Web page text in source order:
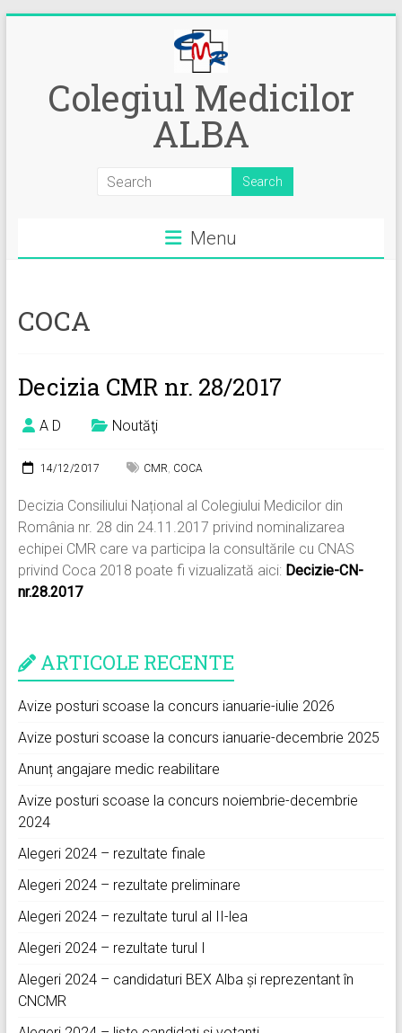
Colegiul Medicilor
ALBA
Menu
COCA
Decizia CMR nr. 28/2017
A D Noutăţi
14/12/2017 CMR, COCA
Decizia Consiliului Național al Colegiului Medicilor din
România nr. 28 din 24.11.2017 privind nominalizarea
echipei CMR care va participa la consultările cu CNAS
privind Coca 2018 poate fi vizualizată aici: Decizie-CN-
nr.28.2017
ARTICOLE RECENTE
Avize posturi scoase la concurs ianuarie-iulie 2026
Avize posturi scoase la concurs ianuarie-decembrie 2025
Anunț angajare medic reabilitare
Avize posturi scoase la concurs noiembrie-decembrie
2024
Alegeri 2024 – rezultate finale
Alegeri 2024 – rezultate preliminare
Alegeri 2024 – rezultate turul al II-lea
Alegeri 2024 – rezultate turul I
Alegeri 2024 – candidaturi BEX Alba și reprezentant în
CNCMR